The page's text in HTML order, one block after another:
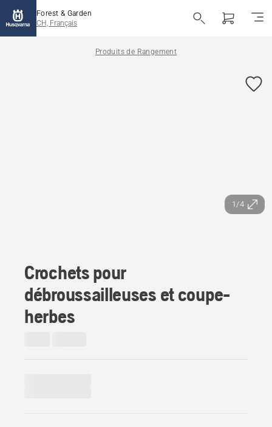
Forest & Garden
CH, Français
Produits de Rangement
1/4
Crochets pour
débroussailleuses et coupe-
herbes